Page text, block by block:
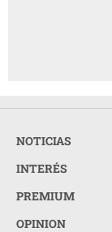
NOTICIAS
INTERÉS
PREMIUM
OPINION